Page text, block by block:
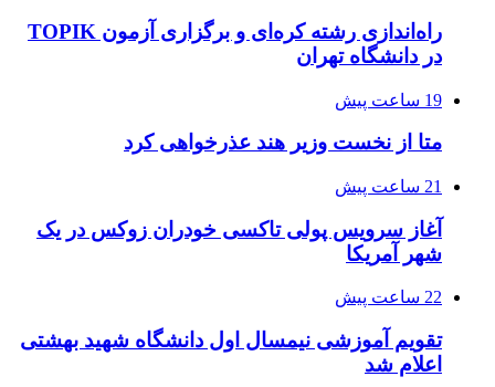
راه‌اندازی رشته کره‌ای و برگزاری آزمون TOPIK
در دانشگاه تهران
19 ساعت پیش
متا از نخست وزیر هند عذرخواهی کرد
21 ساعت پیش
آغاز سرویس پولی تاکسی خودران زوکس در یک
شهر آمریکا
22 ساعت پیش
تقویم آموزشی نیمسال اول دانشگاه شهید بهشتی
اعلام شد